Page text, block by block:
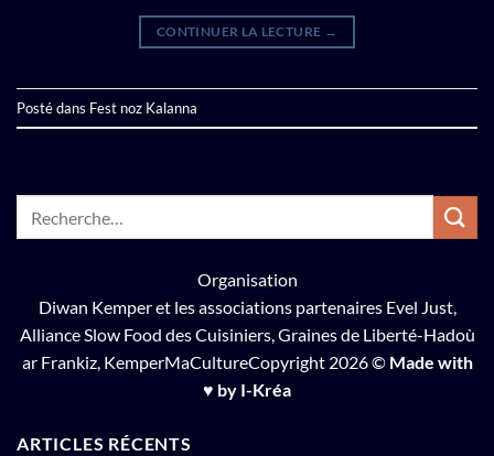
CONTINUER LA LECTURE →
Posté dans Fest noz Kalanna
Organisation
Diwan Kemperet les associations partenaires Evel Just,
Alliance Slow Food des Cuisiniers,Graines de Liberté-Hadoù
ar Frankiz, KemperMaCultureCopyright 2026 © Made with
♥ by I-Kréa
ARTICLES RÉCENTS